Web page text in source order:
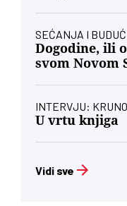
SEĆANJA I
Dogodine, ili
svom Novom
INTERVJU:
U vrtu knjiga
Vidi sve